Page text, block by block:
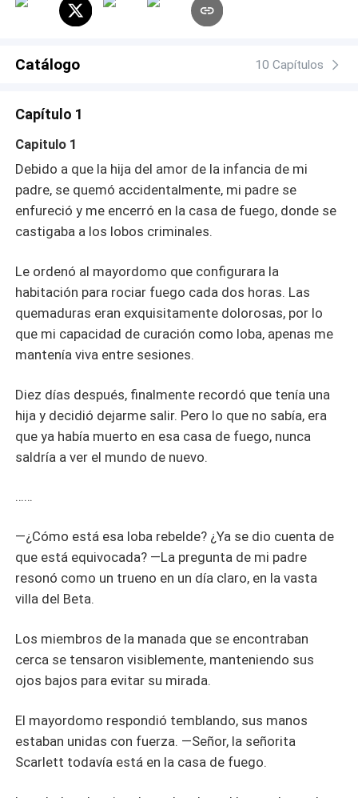
rociar fuego cada dos horas. Las quemaduras eran
exquisitamente dolorosas, por lo que la capacidad de
sesiones. Diez días después, finalmente recordó que
nunca saldría a ver el mundo de nuevo.
Catálogo 10 Capítulos
Capítulo 1
Capitulo 1
Debido a que la hija del amor de la infancia de mi
padre, se quemó accidentalmente, mi padre se
enfureció y me encerró en la casa de fuego, donde se
castigaba a los lobos criminales.
Le ordenó al mayordomo que configurara la
habitación para rociar fuego cada dos horas. Las
quemaduras eran exquisitamente dolorosas, por lo
que mi capacidad de curación como loba, apenas me
mantenía viva entre sesiones.
Diez días después, finalmente recordó que tenía una
hija y decidió dejarme salir. Pero lo que no sabía, era
que ya había muerto en esa casa de fuego, nunca
saldría a ver el mundo de nuevo.
……
—¿Cómo está esa loba rebelde? ¿Ya se dio cuenta de
que está equivocada? —La pregunta de mi padre
resonó como un trueno en un día claro, en la vasta
villa del Beta.
Los miembros de la manada que se encontraban
cerca se tensaron visiblemente, manteniendo sus
ojos bajos para evitar su mirada.
El mayordomo respondió temblando, sus manos
estaban unidas con fuerza. —Señor, la señorita
Scarlett todavía está en la casa de fuego.